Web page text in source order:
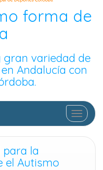
forma de
variedad de
Andalucía con
para la
el Autismo